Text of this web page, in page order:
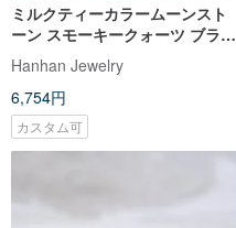
ミルクティーカラームーンスト
ーン スモーキークォーツ ブラッ
クゴールドスーパーセブン ブレ
スレット 天然石 パワーストーン
Hanhan Jewelry
6,754円
カスタム可